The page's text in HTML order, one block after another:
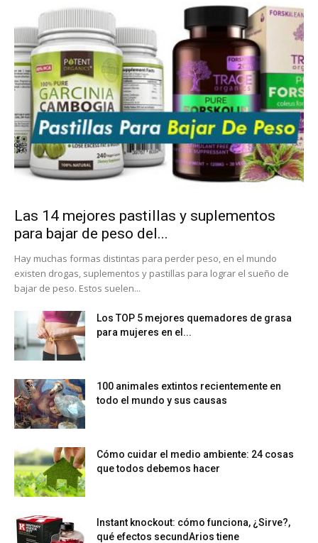
Las 14 mejores pastillas y suplementos
para bajar de peso del...
Hay muchas formas distintas para perder peso, en el mundo
existen drogas, suplementos y pastillas para lograr el sueño de
bajar de peso. Estos suelen...
Los TOP 5 mejores quemadores de grasa
para mujeres en el...
100 animales extintos recientemente en
todo el mundo y sus causas
Cómo cuidar el medio ambiente: 24 cosas
que todos debemos hacer
Instant knockout: cómo funciona, ¿Sirve?,
qué efectos secundArios tiene